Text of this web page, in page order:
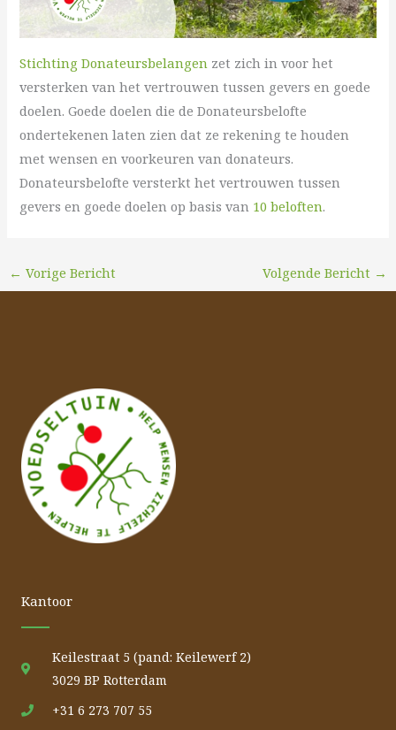
Stichting Donateursbelangen zet zich in voor het
versterken van het vertrouwen tussen gevers en goede
doelen. Goede doelen die de Donateursbelofte
ondertekenen laten zien dat ze rekening te houden
met wensen en voorkeuren van donateurs.
Donateursbelofte versterkt het vertrouwen tussen
gevers en goede doelen op basis van 10 beloften.
← Vorige Bericht Volgende Bericht →
Kantoor
Keilestraat 5 (pand: Keilewerf 2)
3029 BP Rotterdam
+31 6 273 707 55